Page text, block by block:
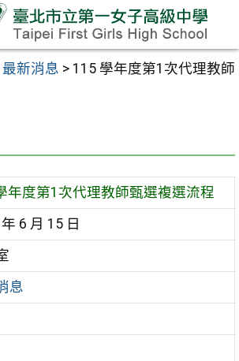
最新消息 > 115 學年度第1次代理教師
年度第1次代理教師甄選複選流程
6 月 15 日
息